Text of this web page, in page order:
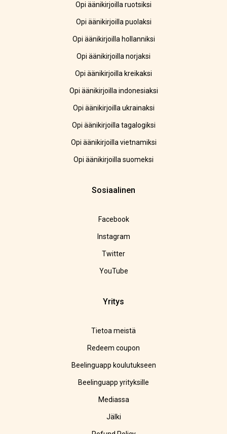
Opi äänikirjoilla ruotsiksi
Opi äänikirjoilla puolaksi
Opi äänikirjoilla hollanniksi
Opi äänikirjoilla norjaksi
Opi äänikirjoilla kreikaksi
Opi äänikirjoilla indonesiaksi
Opi äänikirjoilla ukrainaksi
Opi äänikirjoilla tagalogiksi
Opi äänikirjoilla vietnamiksi
Opi äänikirjoilla suomeksi
Sosiaalinen
Facebook
Instagram
Twitter
YouTube
Yritys
Tietoa meistä
Redeem coupon
Beelinguapp koulutukseen
Beelinguapp yrityksille
Mediassa
Jälki